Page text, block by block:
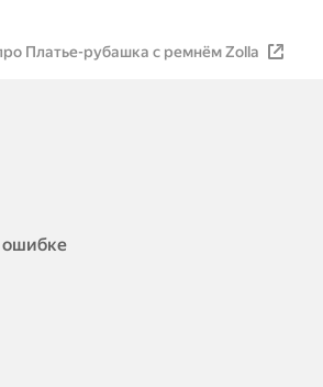
Платье-рубашка с ремнём Zolla
ошибке